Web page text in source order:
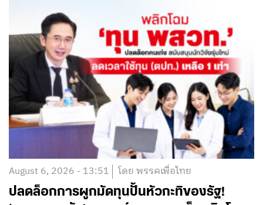
August 6, 2026 - 13:51 โดย พรรคเพื่อไทย
ปลดล็อกการผูกมัดทุนปั้นหัวกะทิของรัฐ!